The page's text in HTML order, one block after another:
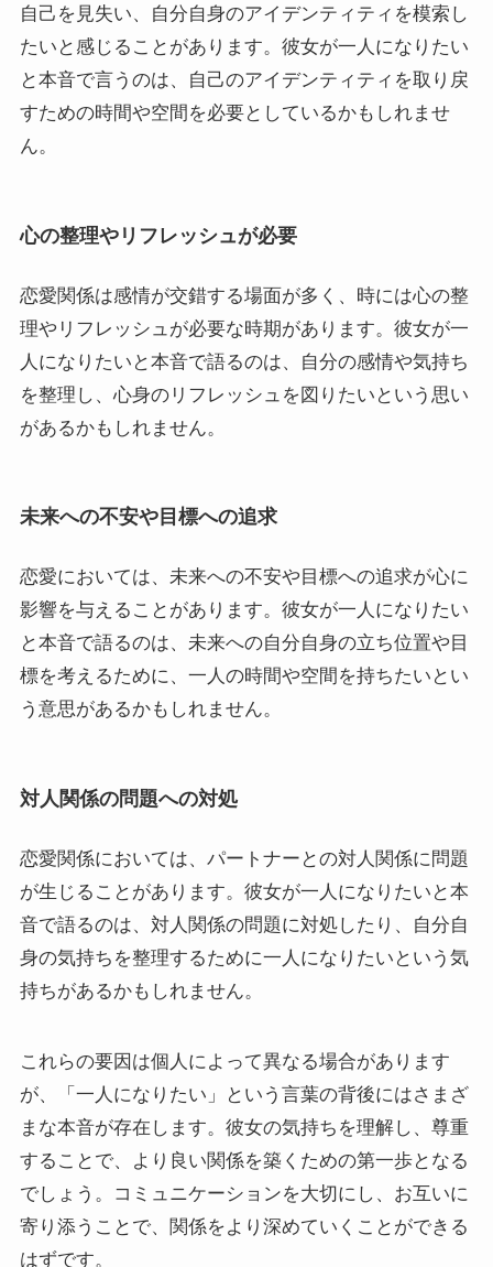
自己を見失い、自分自身のアイデンティティを模索し
たいと感じることがあります。彼女が一人になりたい
と本音で言うのは、自己のアイデンティティを取り戻
すための時間や空間を必要としているかもしれませ
ん。
心の整理やリフレッシュが必要
恋愛関係は感情が交錯する場面が多く、時には心の整
理やリフレッシュが必要な時期があります。彼女が一
人になりたいと本音で語るのは、自分の感情や気持ち
を整理し、心身のリフレッシュを図りたいという思い
があるかもしれません。
未来への不安や目標への追求
恋愛においては、未来への不安や目標への追求が心に
影響を与えることがあります。彼女が一人になりたい
と本音で語るのは、未来への自分自身の立ち位置や目
標を考えるために、一人の時間や空間を持ちたいとい
う意思があるかもしれません。
対人関係の問題への対処
恋愛関係においては、パートナーとの対人関係に問題
が生じることがあります。彼女が一人になりたいと本
音で語るのは、対人関係の問題に対処したり、自分自
身の気持ちを整理するために一人になりたいという気
持ちがあるかもしれません。
これらの要因は個人によって異なる場合があります
が、「一人になりたい」という言葉の背後にはさまざ
まな本音が存在します。彼女の気持ちを理解し、尊重
することで、より良い関係を築くための第一歩となる
でしょう。コミュニケーションを大切にし、お互いに
寄り添うことで、関係をより深めていくことができる
はずです。